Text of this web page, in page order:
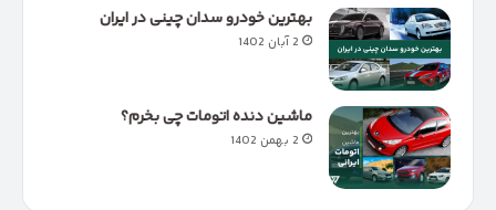
بهترین خودرو سدان چینی در ایران
2 آبان 1402
ماشین دنده اتومات چی بخرم؟
2 بهمن 1402